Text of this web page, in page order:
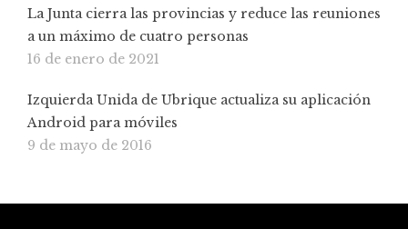
La Junta cierra las provincias y reduce las reuniones
a un máximo de cuatro personas
16 de enero de 2021
Izquierda Unida de Ubrique actualiza su aplicación
Android para móviles
9 de mayo de 2016